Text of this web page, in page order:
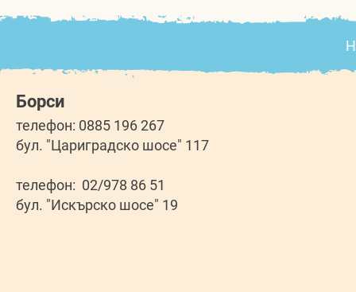
Борси
телефон: 0885 196 267
бул. "Цариградско шосе" 117
телефон: 02/978 86 51
бул. "Искърско шосе" 19